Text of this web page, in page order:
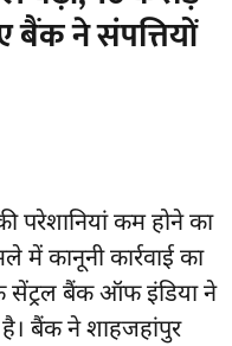
ने संपत्तियों
परेशानियां कम होने का
में कानूनी कार्रवाई का
सेंट्रल बैंक ऑफ इंडिया ने
है। बैंक ने शाहजहांपुर